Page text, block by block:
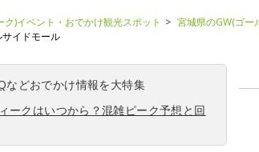
)イベント・おでかけ観光スポット
宮城県のGW(ゴー
イドモール
などおでかけ情報を大特集
ークはいつから？混雑ピーク予想と回